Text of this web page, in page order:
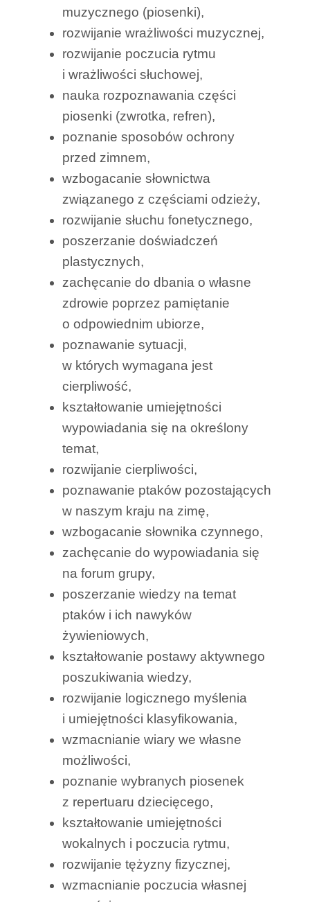
muzycznego (piosenki),
rozwijanie wrażliwości muzycznej,
rozwijanie poczucia rytmu
i wrażliwości słuchowej,
nauka rozpoznawania części
piosenki (zwrotka, refren),
poznanie sposobów ochrony
przed zimnem,
wzbogacanie słownictwa
związanego z częściami odzieży,
rozwijanie słuchu fonetycznego,
poszerzanie doświadczeń
plastycznych,
zachęcanie do dbania o własne
zdrowie poprzez pamiętanie
o odpowiednim ubiorze,
poznawanie sytuacji,
w których wymagana jest
cierpliwość,
kształtowanie umiejętności
wypowiadania się na określony
temat,
rozwijanie cierpliwości,
poznawanie ptaków pozostających
w naszym kraju na zimę,
wzbogacanie słownika czynnego,
zachęcanie do wypowiadania się
na forum grupy,
poszerzanie wiedzy na temat
ptaków i ich nawyków
żywieniowych,
kształtowanie postawy aktywnego
poszukiwania wiedzy,
rozwijanie logicznego myślenia
i umiejętności klasyfikowania,
wzmacnianie wiary we własne
możliwości,
poznanie wybranych piosenek
z repertuaru dziecięcego,
kształtowanie umiejętności
wokalnych i poczucia rytmu,
rozwijanie tężyzny fizycznej,
wzmacnianie poczucia własnej